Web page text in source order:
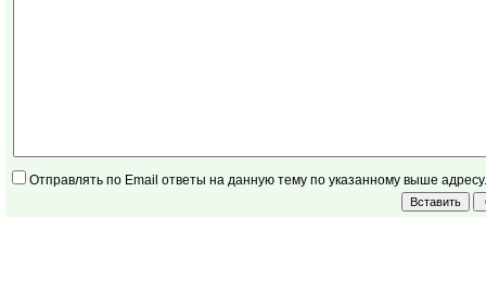
Отправлять по Email ответы на данную тему по указанному выше адресу.